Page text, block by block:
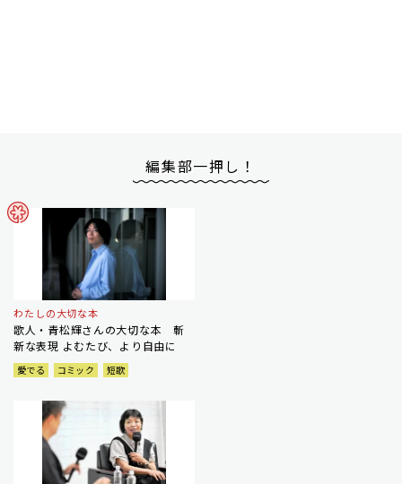
編集部一押し！
わたしの大切な本
歌人・青松輝さんの大切な本 斬
新な表現 よむたび、より自由に
愛でる コミック 短歌